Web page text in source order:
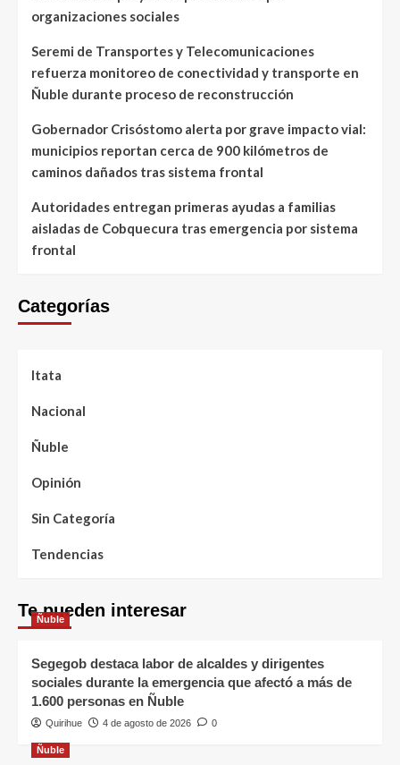
organizaciones sociales
Seremi de Transportes y Telecomunicaciones
refuerza monitoreo de conectividad y transporte en
Ñuble durante proceso de reconstrucción
Gobernador Crisóstomo alerta por grave impacto vial:
municipios reportan cerca de 900 kilómetros de
caminos dañados tras sistema frontal
Autoridades entregan primeras ayudas a familias
aisladas de Cobquecura tras emergencia por sistema
frontal
Categorías
Itata
Nacional
Ñuble
Opinión
Sin Categoría
Tendencias
Te pueden interesar
Ñuble
Segegob destaca labor de alcaldes y dirigentes
sociales durante la emergencia que afectó a más de
1.600 personas en Ñuble
Quirihue 4 de agosto de 2026 0
Ñuble